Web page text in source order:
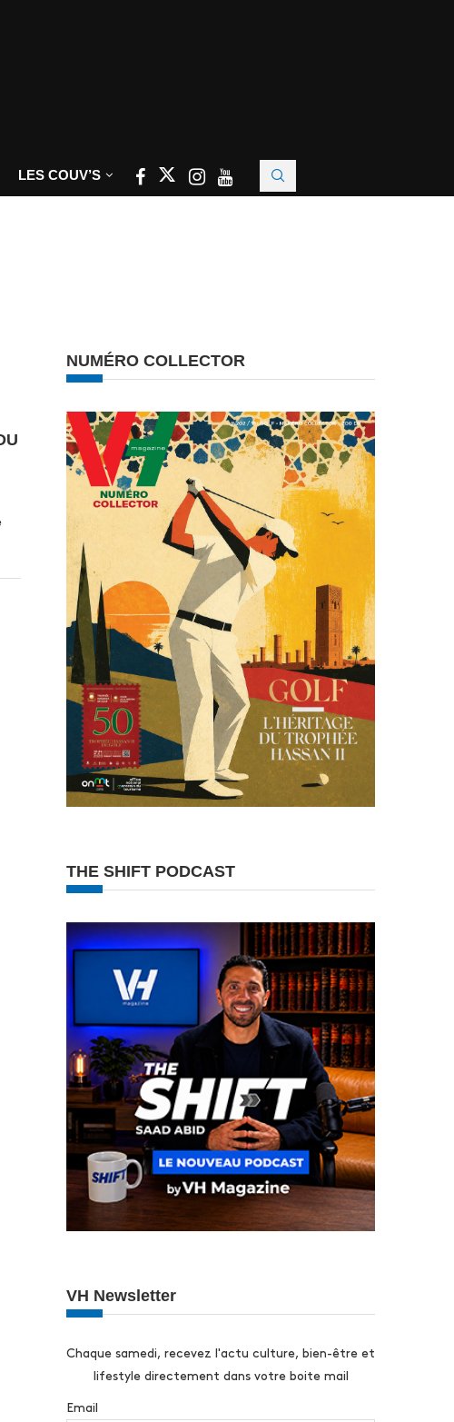
LES COUV’S
NUMÉRO COLLECTOR
THE SHIFT PODCAST
VH Newsletter
Chaque samedi, recevez l'actu culture, bien-être et
lifestyle directement dans votre boite mail
Email